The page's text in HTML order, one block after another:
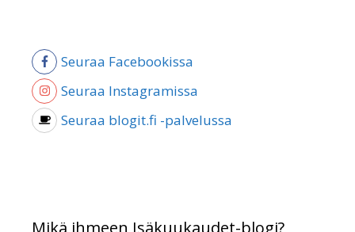
Seuraa Facebookissa
Seuraa Instagramissa
Seuraa blogit.fi -palvelussa
Mikä ihmeen Isäkuukaudet-blogi?